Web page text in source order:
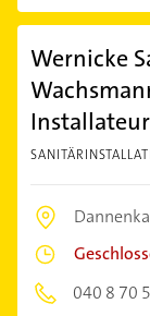
Wernicke
040 8 70